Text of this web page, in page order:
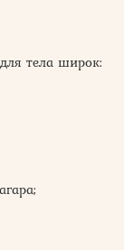
тела широк: